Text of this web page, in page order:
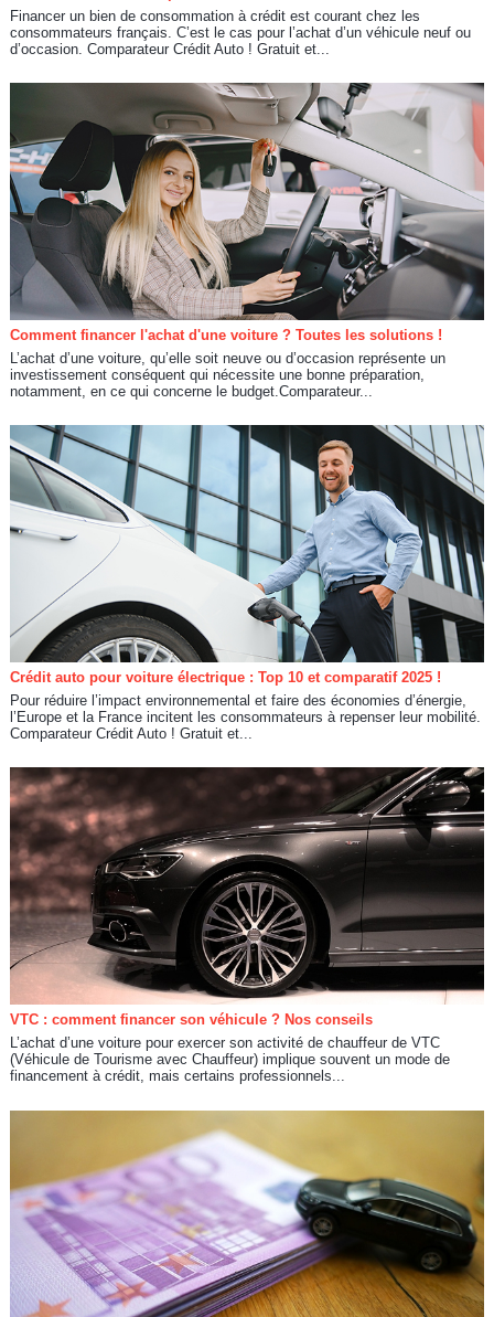
Financer un bien de consommation à crédit est courant chez les
consommateurs français. C’est le cas pour l’achat d’un véhicule neuf ou
d’occasion. Comparateur Crédit Auto ! Gratuit et...
Comment financer l'achat d'une voiture ? Toutes les solutions !
L’achat d’une voiture, qu’elle soit neuve ou d’occasion représente un
investissement conséquent qui nécessite une bonne préparation,
notamment, en ce qui concerne le budget.Comparateur...
Crédit auto pour voiture électrique : Top 10 et comparatif 2025 !
Pour réduire l’impact environnemental et faire des économies d’énergie,
l’Europe et la France incitent les consommateurs à repenser leur mobilité.
Comparateur Crédit Auto ! Gratuit et...
VTC : comment financer son véhicule ? Nos conseils
L’achat d’une voiture pour exercer son activité de chauffeur de VTC
(Véhicule de Tourisme avec Chauffeur) implique souvent un mode de
financement à crédit, mais certains professionnels...